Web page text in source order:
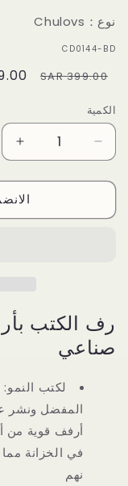
نوع：Chulovs
سكو:
‎CD0144-BD
Regular
399.00 SAR
Sale
SAR
الكمية
Decrease
quantity
for
كتب
من
4
طبقات
صناعي
سهل
بني
for
من
بني
رف الكتب
صناعي
لكتب
المفضل ونشر
أرفف قوية من
في الخزانة
نهم